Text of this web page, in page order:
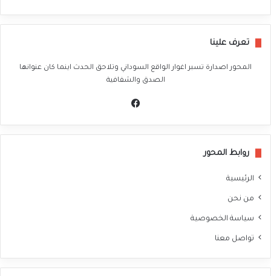
تعرف علينا
المحور اصدارة تسبر اغوار الواقع السوداني وتلاحق الحدث اينما كان عنوانها
الصدق والشفافية
روابط المحور
الرئيسية
من نحن
سياسة الخصوصية
تواصل معنا